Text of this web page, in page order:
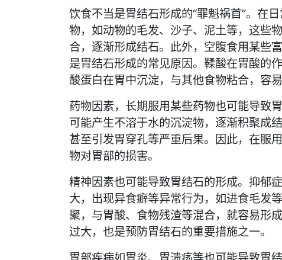
饮食不当是胃结石形成的“罪魁祸首”。在
物，如动物的毛发、沙子、泥土等，这些
合，逐渐形成结石。此外，空腹食用某些
是胃结石形成的常见原因。鞣酸在胃酸的
酸蛋白在胃中沉淀，与其他食物粘合，容
药物因素，长期服用某些药物也可能导致
可能产生不溶于水的沉淀物，逐渐积聚成
甚至引发胃穿孔等严重后果。因此，在服
物对胃部的损害。
精神因素也可能导致胃结石的形成。抑郁
大，出现异食癖等异常行为，如进食毛发
聚，与胃酸、食物残渣等混合，就容易形
过大，也是预防胃结石的重要措施之一。